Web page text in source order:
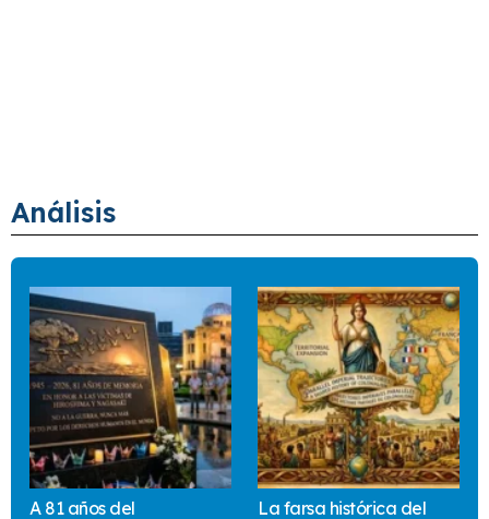
Análisis
A 81 años del
La farsa histórica del